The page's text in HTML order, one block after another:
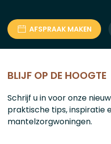
AFSPRAAK MAKEN
BLIJF OP DE HOOGTE
Schrijf u in voor onze
praktische tips, inspiratie
mantelzorgwoningen.